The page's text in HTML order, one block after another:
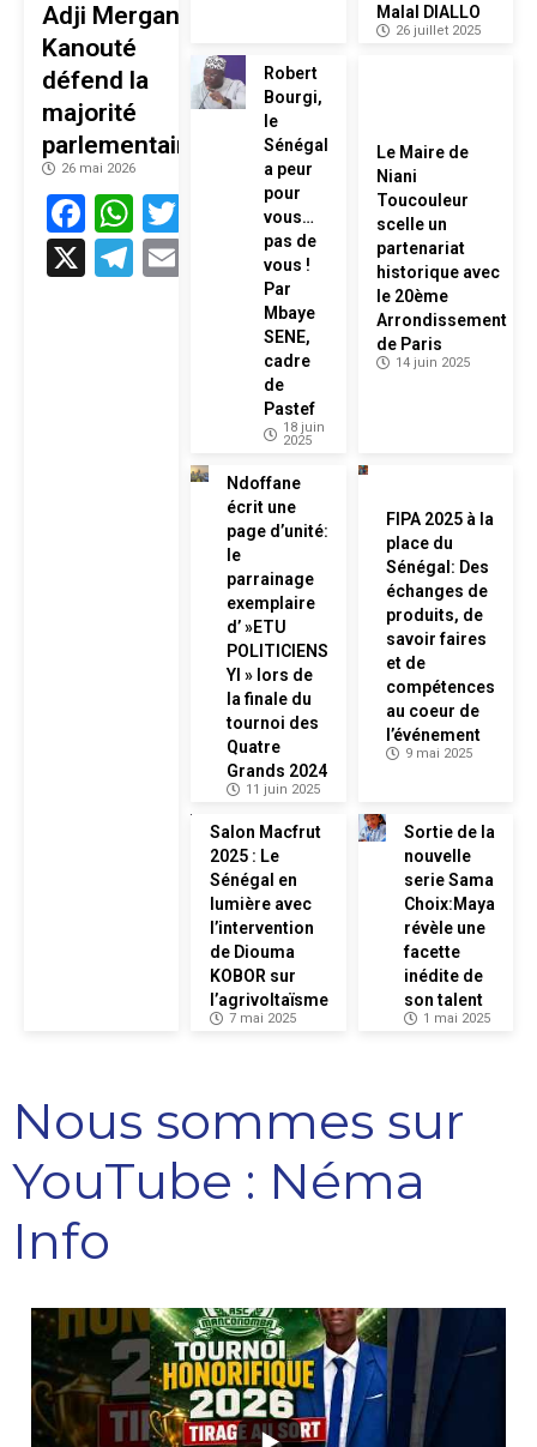
Adji Mergane
Kanouté
défend la
majorité
parlementaire
26 mai 2026
Facebook
WhatsApp
Twitter
X
Telegram
Email
Malal DIALLO
26 juillet 2025
Robert
Bourgi,
le
Sénégal
a peur
pour
vous…
pas de
vous !
Par
Mbaye
SENE,
cadre
de
Pastef
18 juin
2025
Le Maire de
Niani
Toucouleur
scelle un
partenariat
historique avec
le 20ème
Arrondissement
de Paris
14 juin 2025
Ndoffane
écrit une
page d’unité:
le
parrainage
exemplaire
d’ »ETU
POLITICIENS
YI » lors de
la finale du
tournoi des
Quatre
Grands 2024
11 juin 2025
FIPA 2025 à la
place du
Sénégal: Des
échanges de
produits, de
savoir faires
et de
compétences
au coeur de
l’événement
9 mai 2025
Salon Macfrut
2025 : Le
Sénégal en
lumière avec
l’intervention
de Diouma
KOBOR sur
l’agrivoltaïsme
7 mai 2025
Sortie de la
nouvelle
serie Sama
Choix:Maya
révèle une
facette
inédite de
son talent
1 mai 2025
Nous sommes sur
YouTube : Néma
Info